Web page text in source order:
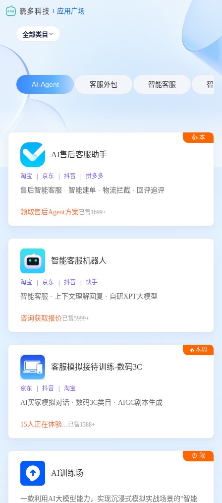
应用广场
全部类目 
AI-Agent 客服外包 智能客服 智能
👍 本
AI售后客服助手
淘宝 | 京东 | 抖音 | 拼多多
售后智能客服 · 智能建单 · 物流拦截 · 回评追评
领取售后Agent方案已售1699+
智能客服机器人
淘宝 | 京东 | 抖音 | 快手
智能客服 · 上下文理解回复 · 自研XPT大模型
咨询获取报价已售5999+
🔥本周
客服模拟接待训练-数码3C
京东 | 抖音 | 淘宝
AI买家模拟对话 · 数码3C类目 · AIGC剧本生成
15人正在体验...已售1388+
⏰ 限
AI训练场
一款利用AI大模型能力，实现沉浸式模拟实战场景的“智能